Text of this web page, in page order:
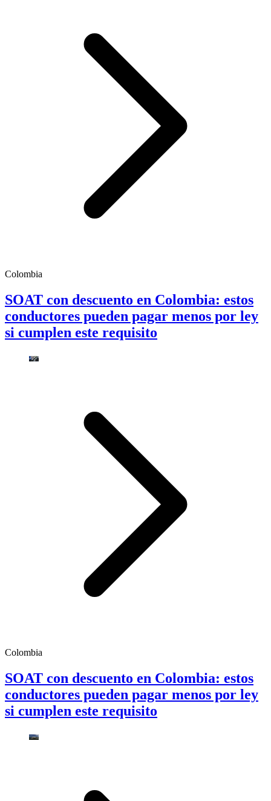
Colombia
SOAT con descuento en Colombia: estos
conductores pueden pagar menos por ley
si cumplen este requisito
Colombia
SOAT con descuento en Colombia: estos
conductores pueden pagar menos por ley
si cumplen este requisito